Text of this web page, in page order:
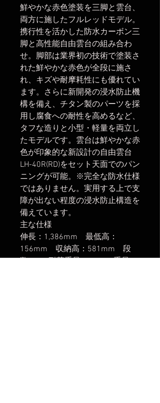
鮮やかな赤色塗装を三脚と雲台、
両方に施したフルレッドモデル。
携行性を活かした防水カーボン三
脚と高性能自由雲台の組み合わ
せ。脚部は業界初の技術で塗装さ
れた鮮やかな赤色が全段に施さ
れ、キズや耐摩耗性にも優れてい
ます。さらに新開発の浸水防止機
構を備え、チタン製のパーツを採
用し腐食への耐性を高めるなど、
タフな造りと小型・軽量を両立し
たモデルです。雲台は鮮やかな赤
色が印象的な新設計の自由雲台
LH-40R(RD)をセット天面でのパン
ニングが可能。※完全な防水仕様
ではありません。実用する上で支
障が出ない程度の浸水防止構造を
備えています。
主な仕様
伸長：1,386mm 最低高：
156mm 収納高：581mm 段